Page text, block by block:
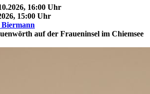
16:00 Uhr
15:00 Uhr
auf der Fraueninsel im Chiemsee